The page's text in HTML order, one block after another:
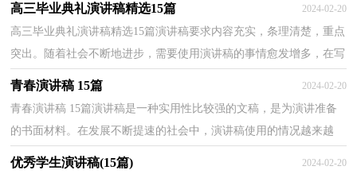
高三毕业典礼演讲稿精选15篇 2024-02-20
高三毕业典礼演讲稿精选15篇演讲稿要求内容充实，条理清楚，重点
突出。随着社会不断地进步，需要使用演讲稿的事情愈发增多，在写
青春演讲稿 15篇 2024-02-20
青春演讲稿 15篇演讲稿是一种实用性比较强的文稿，是为演讲准备
的书面材料。在发展不断提速的社会中，演讲稿使用的情况越来越
优秀学生演讲稿(15篇) 2024-02-20